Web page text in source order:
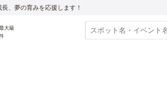
、夢の育みを応援します！